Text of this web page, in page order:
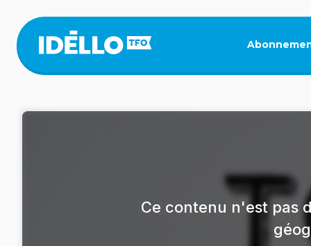
contenu
principal
Ce contenu n'est pas